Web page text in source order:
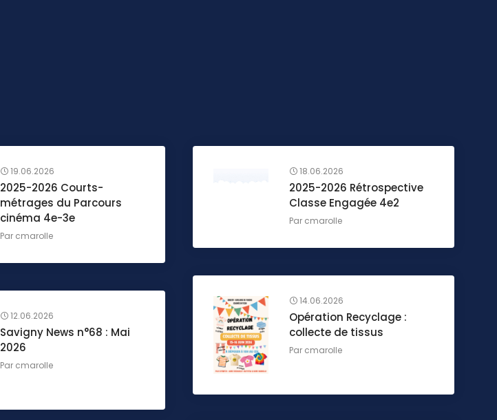
19.06.2026
2025-2026 Courts-
métrages du Parcours
cinéma 4e-3e
Par cmarolle
18.06.2026
2025-2026 Rétrospective
Classe Engagée 4e2
Par cmarolle
14.06.2026
Opération Recyclage :
collecte de tissus
Par cmarolle
12.06.2026
Savigny News n°68 : Mai
2026
Par cmarolle